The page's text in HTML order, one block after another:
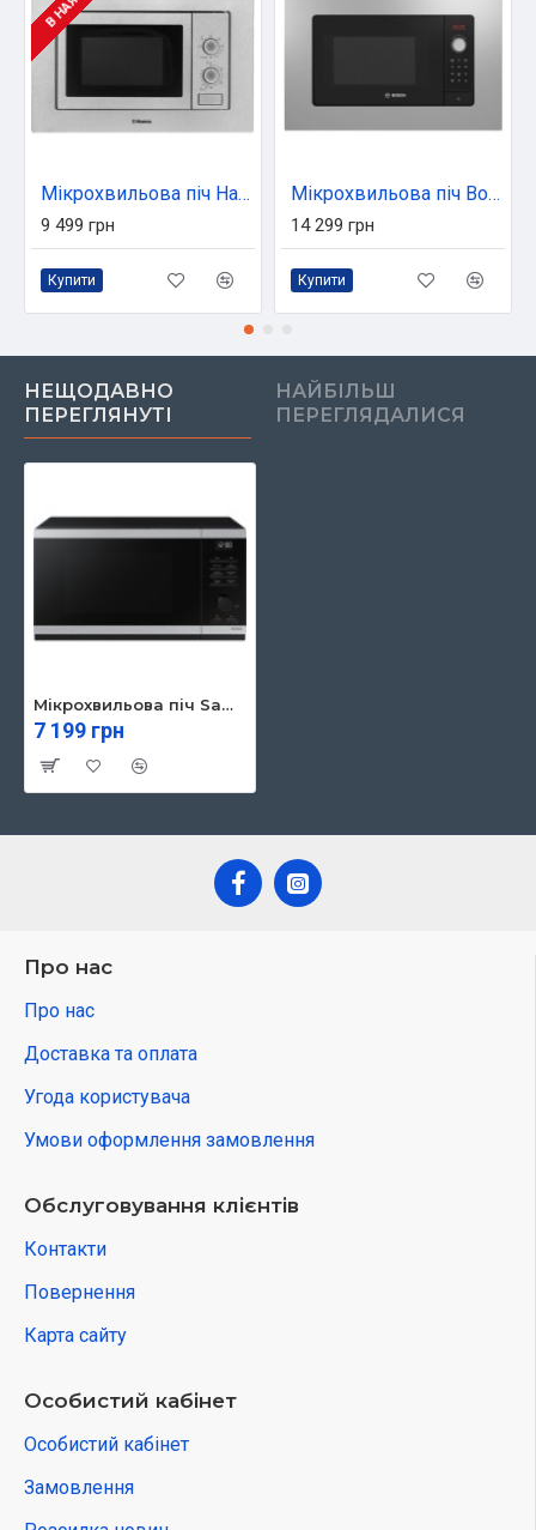
Мікрохвильова піч Hansa AMM20BMXH
9 499 грн
Купити
Мікрохвильова піч Bosch BEL653MS3
14 299 грн
Купити
НЕЩОДАВНО
ПЕРЕГЛЯНУТІ
НАЙБІЛЬШ
ПЕРЕГЛЯДАЛИСЯ
Мікрохвильова піч Samsung MG 23 DG 4524ATUA (MG23DG4524ATUA)
7 199 грн
Про нас
Про нас
Доставка та оплата
Угода користувача
Умови оформлення замовлення
Обслуговування клієнтів
Контакти
Повернення
Карта сайту
Особистий кабінет
Особистий кабінет
Замовлення